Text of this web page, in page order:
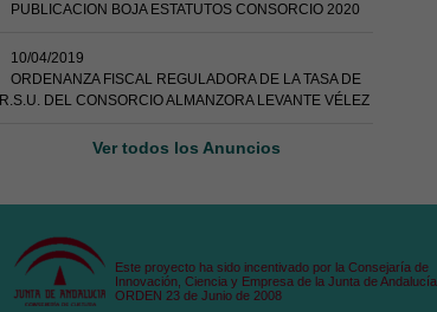
PUBLICACION BOJA ESTATUTOS CONSORCIO 2020
10/04/2019
ORDENANZA FISCAL REGULADORA DE LA TASA DE
R.S.U. DEL CONSORCIO ALMANZORA LEVANTE VÉLEZ
Ver todos los Anuncios
Este proyecto ha sido incentivado por la Consejaría de
Innovación, Ciencia y Empresa de la Junta de Andalucía
ORDEN 23 de Junio de 2008